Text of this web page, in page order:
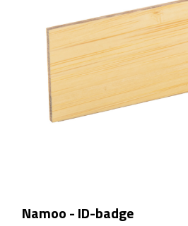
Dubbelwandige glazen
Bierglazen
Champagneglazen
Cocktailglazen
Theeglazen
Namoo - ID-badge